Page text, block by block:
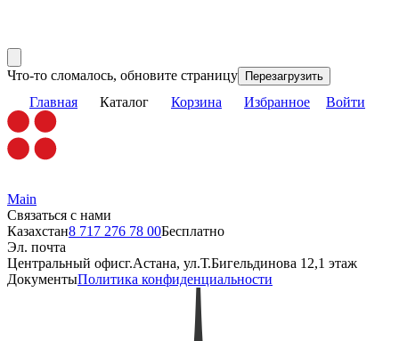
Что-то сломалось, обновите страницу Перезагрузить
Главная Каталог Корзина Избранное Войти
Main
Связаться с нами
Казахстан8 717 276 78 00Бесплатно
Эл. почта
Центральный офисг.Астана, ул.Т.Бигельдинова 12,1 этаж
ДокументыПолитика конфиденциальности